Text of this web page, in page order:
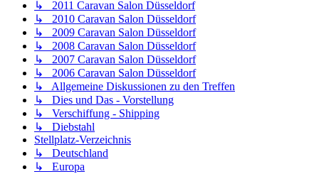
↳ 2011 Caravan Salon Düsseldorf
↳ 2010 Caravan Salon Düsseldorf
↳ 2009 Caravan Salon Düsseldorf
↳ 2008 Caravan Salon Düsseldorf
↳ 2007 Caravan Salon Düsseldorf
↳ 2006 Caravan Salon Düsseldorf
↳ Allgemeine Diskussionen zu den Treffen
↳ Dies und Das - Vorstellung
↳ Verschiffung - Shipping
↳ Diebstahl
Stellplatz-Verzeichnis
↳ Deutschland
↳ Europa